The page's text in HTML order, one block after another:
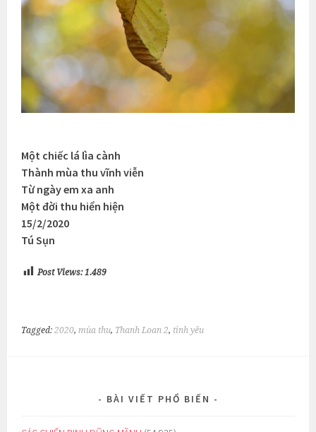
Một chiếc lá lìa cành
Thành mùa thu vĩnh viễn
Từ ngày em xa anh
Một đời thu hiển hiện
15/2/2020
Tú Sụn
Post Views: 1.489
Tagged:2020,mùa thu, Thanh Loan 2, tình yêu
BÀI VIẾT PHỔ BIẾN